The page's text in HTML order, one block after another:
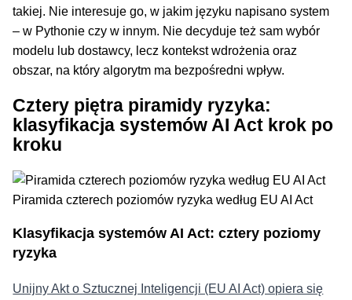
takiej. Nie interesuje go, w jakim języku napisano system
– w Pythonie czy w innym. Nie decyduje też sam wybór
modelu lub dostawcy, lecz kontekst wdrożenia oraz
obszar, na który algorytm ma bezpośredni wpływ.
Cztery piętra piramidy ryzyka:
klasyfikacja systemów AI Act krok po
kroku
Piramida czterech poziomów ryzyka według EU AI Act
Klasyfikacja systemów AI Act: cztery poziomy
ryzyka
Unijny Akt o Sztucznej Inteligencji (EU AI Act) opiera się